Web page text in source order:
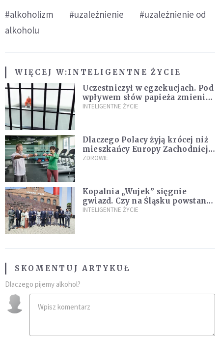
#alkoholizm #uzależnienie
#uzależnienie od
alkoholu
WIĘCEJ W:INTELIGENTNE ŻYCIE
Uczestniczył w egzekucjach. Pod
wpływem słów papieża zmienił
zdanie
INTELIGENTNE ŻYCIE
Dlaczego Polacy żyją krócej niż
mieszkańcy Europy Zachodniej?
Ekspertka wskazuje główne
ZDROWIE
Kopalnia „Wujek” sięgnie
gwiazd. Czy na Śląsku powstanie
„Dolina Krzemowa”?
INTELIGENTNE ŻYCIE
SKOMENTUJ ARTYKUŁ
Dlaczego pijemy alkohol?